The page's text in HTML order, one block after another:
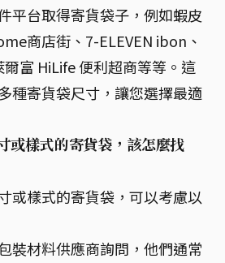
平台取得寄貨袋子，例如蝦皮
商店街、7-ELEVEN ibon、
富 HiLife 便利超商等等。這
種寄貨袋尺寸，讓您選擇最適
或樣式的寄貨袋，該怎麼找
或樣式的寄貨袋，可以考慮以
裝材料供應商詢問，他們通常